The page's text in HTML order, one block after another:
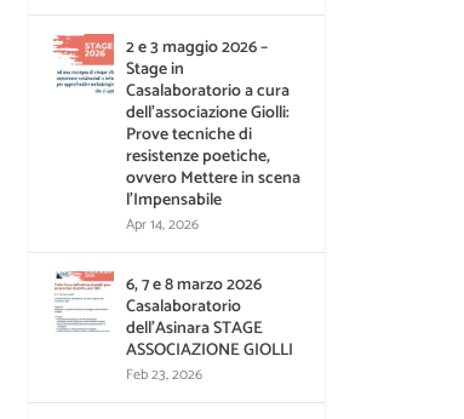
2 e 3 maggio 2026 –
Stage in
Casalaboratorio a cura
dell’associazione Giolli:
Prove tecniche di
resistenze poetiche,
ovvero Mettere in scena
l’Impensabile
Apr 14, 2026
6, 7 e 8 marzo 2026
Casalaboratorio
dell’Asinara STAGE
ASSOCIAZIONE GIOLLI
Feb 23, 2026